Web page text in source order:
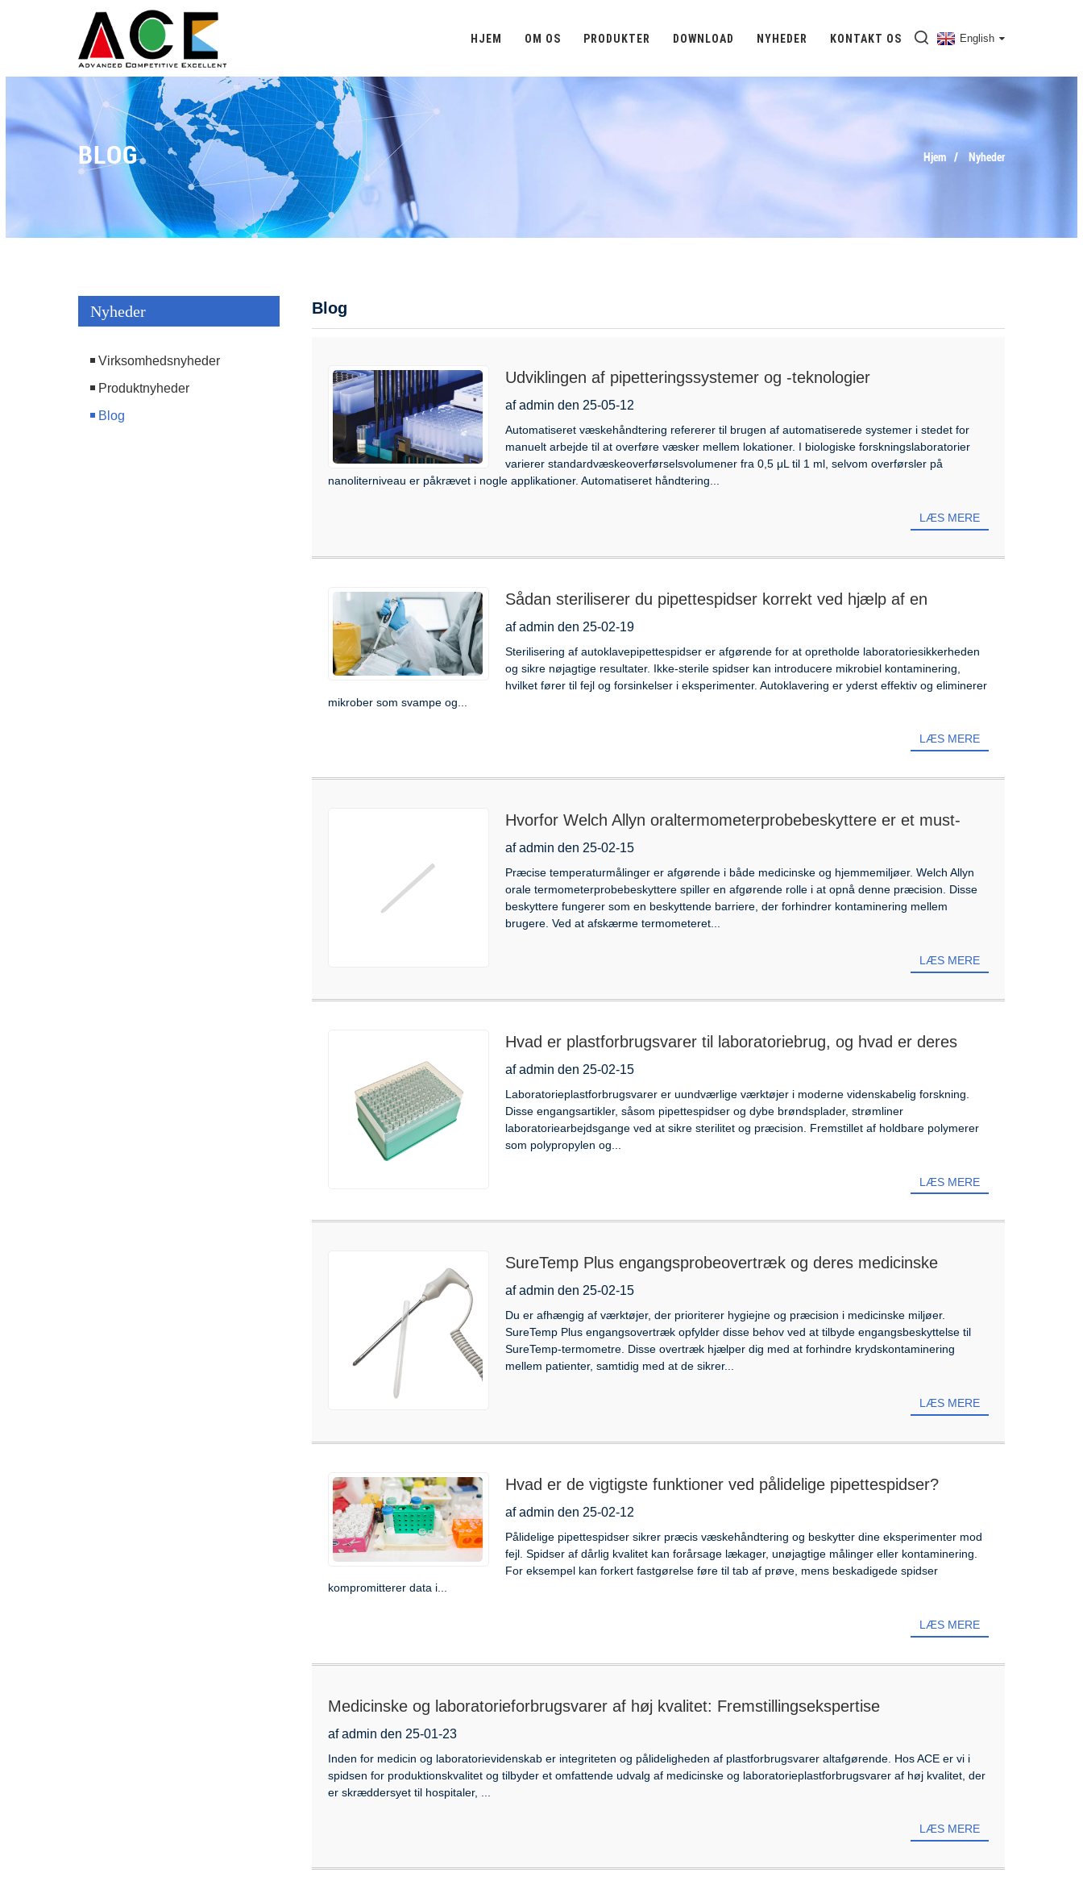
HJEM OM OS PRODUKTER DOWNLOAD NYHEDER KONTAKT OS English
BLOG Hjem Nyheder
Nyheder
Virksomhedsnyheder
Produktnyheder
Blog
Blog
Udviklingen af ​​pipetteringssystemer og -teknologier
af admin den 25-05-12
Automatiseret væskehåndtering refererer til brugen af ​​automatiserede systemer i stedet for
manuelt arbejde til at overføre væsker mellem lokationer. I biologiske forskningslaboratorier
varierer standardvæskeoverførselsvolumener fra 0,5 μL til 1 ml, selvom overførsler på
nanoliterniveau er påkrævet i nogle applikationer. Automatiseret håndtering...
LÆS MERE
Sådan steriliserer du pipettespidser korrekt ved hjælp af en
autoklave
af admin den 25-02-19
Sterilisering af autoklavepipettespidser er afgørende for at opretholde laboratoriesikkerheden
og sikre nøjagtige resultater. Ikke-sterile spidser kan introducere mikrobiel kontaminering,
hvilket fører til fejl og forsinkelser i eksperimenter. Autoklavering er yderst effektiv og eliminerer
mikrober som svampe og...
LÆS MERE
Hvorfor Welch Allyn oraltermometerprobebeskyttere er et must-
have for nøjagtighed
af admin den 25-02-15
Præcise temperaturmålinger er afgørende i både medicinske og hjemmemiljøer. Welch Allyn
orale termometerprobebeskyttere spiller en afgørende rolle i at opnå denne præcision. Disse
beskyttere fungerer som en beskyttende barriere, der forhindrer kontaminering mellem
brugere. Ved at afskærme termometeret...
LÆS MERE
Hvad er plastforbrugsvarer til laboratoriebrug, og hvad er deres
anvendelser?
af admin den 25-02-15
Laboratorieplastforbrugsvarer er uundværlige værktøjer i moderne videnskabelig forskning.
Disse engangsartikler, såsom pipettespidser og dybe brøndsplader, strømliner
laboratoriearbejdsgange ved at sikre sterilitet og præcision. Fremstillet af holdbare polymerer
som polypropylen og...
LÆS MERE
SureTemp Plus engangsprobeovertræk og deres medicinske
anvendelser
af admin den 25-02-15
Du er afhængig af værktøjer, der prioriterer hygiejne og præcision i medicinske miljøer.
SureTemp Plus engangsovertræk opfylder disse behov ved at tilbyde engangsbeskyttelse til
SureTemp-termometre. Disse overtræk hjælper dig med at forhindre krydskontaminering
mellem patienter, samtidig med at de sikrer...
LÆS MERE
Hvad er de vigtigste funktioner ved pålidelige pipettespidser?
af admin den 25-02-12
Pålidelige pipettespidser sikrer præcis væskehåndtering og beskytter dine eksperimenter mod
fejl. Spidser af dårlig kvalitet kan forårsage lækager, unøjagtige målinger eller kontaminering.
For eksempel kan forkert fastgørelse føre til tab af prøve, mens beskadigede spidser
kompromitterer data i...
LÆS MERE
Medicinske og laboratorieforbrugsvarer af høj kvalitet: Fremstillingsekspertise
af admin den 25-01-23
Inden for medicin og laboratorievidenskab er integriteten og pålideligheden af ​​plastforbrugsvarer altafgørende. Hos ACE er vi i
spidsen for produktionskvalitet og tilbyder et omfattende udvalg af medicinske og laboratorieplastforbrugsvarer af høj kvalitet, der
er skræddersyet til hospitaler, ...
LÆS MERE